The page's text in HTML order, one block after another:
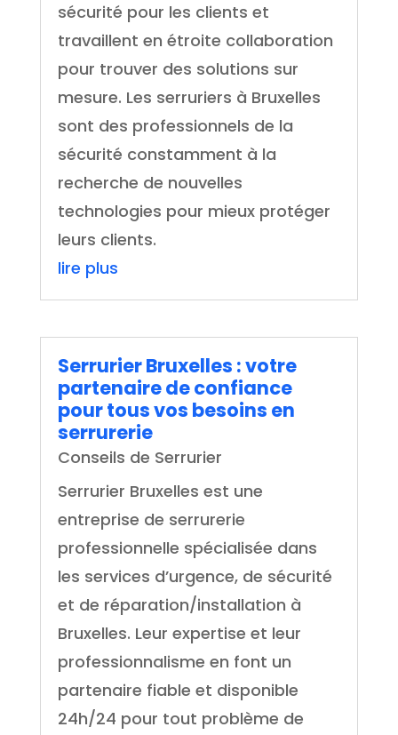
sécurité pour les clients et
travaillent en étroite collaboration
pour trouver des solutions sur
mesure. Les serruriers à Bruxelles
sont des professionnels de la
sécurité constamment à la
recherche de nouvelles
technologies pour mieux protéger
leurs clients.
lire plus
Serrurier Bruxelles : votre
partenaire de confiance
pour tous vos besoins en
serrurerie
Conseils de Serrurier
Serrurier Bruxelles est une
entreprise de serrurerie
professionnelle spécialisée dans
les services d’urgence, de sécurité
et de réparation/installation à
Bruxelles. Leur expertise et leur
professionnalisme en font un
partenaire fiable et disponible
24h/24 pour tout problème de